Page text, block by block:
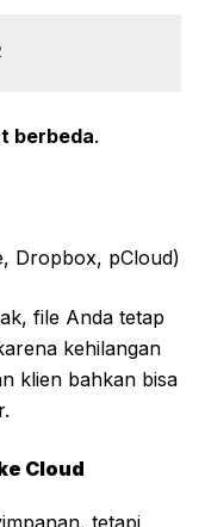
berbeda.
Dropbox, pCloud)
file Anda tetap
kehilangan
klien bahkan bisa
Cloud